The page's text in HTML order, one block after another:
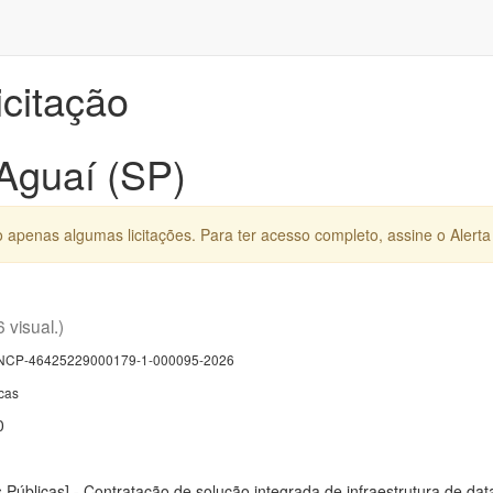
(SP)
apenas algumas licitações. Para ter acesso completo, assine o
visual.)
46425229000179-1-000095-2026